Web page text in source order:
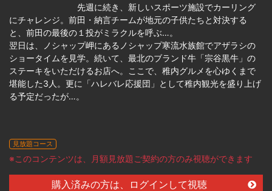
先週に続き、新しいスポーツ施設でカーリング
にチャレンジ。前田・納言チームが地元の子供たちと対決する
と、前田の最後の１投がミラクルを呼ぶ…。
翌日は、ノシャップ岬にあるノシャップ寒流水族館でアザラシの
ショータイムを見学。続いて、最北のブランド牛「宗谷黒牛」の
ステーキをいただけるお店へ。ここで、稚内グルメを心ゆくまで
堪能した3人。更に「ハレバレ応援団」として稚内観光を盛り上げ
る予定だったが…。
見放題コース
※このコンテンツは、月額見放題ご契約の方のみ視聴ができます
購入済みの方は、ログインして視聴